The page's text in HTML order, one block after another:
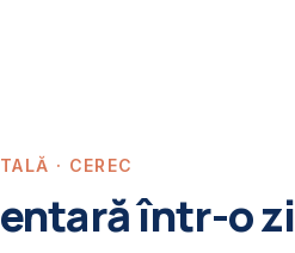
· CEREC
într-o zi